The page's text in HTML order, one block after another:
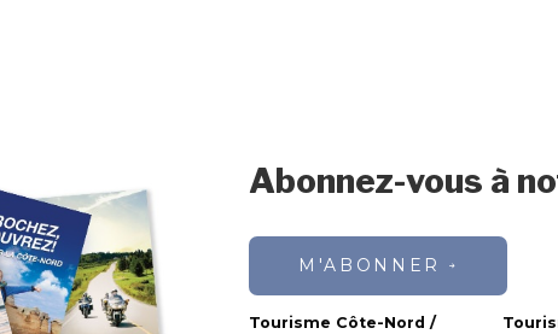
Abonnez-vous à
M'ABONNER
Tourisme Côte-Nord /